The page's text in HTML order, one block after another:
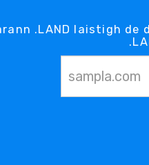
.LAND laistigh de